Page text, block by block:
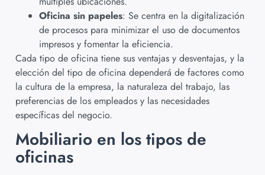
Oficina sin papeles: Se centra en la digitalización
de procesos para minimizar el uso de documentos
impresos y fomentar la eficiencia.
Cada tipo de oficina tiene sus ventajas y desventajas, y la
elección del tipo de oficina dependerá de factores como
la cultura de la empresa, la naturaleza del trabajo, las
preferencias de los empleados y las necesidades
específicas del negocio.
Mobiliario en los tipos de
oficinas